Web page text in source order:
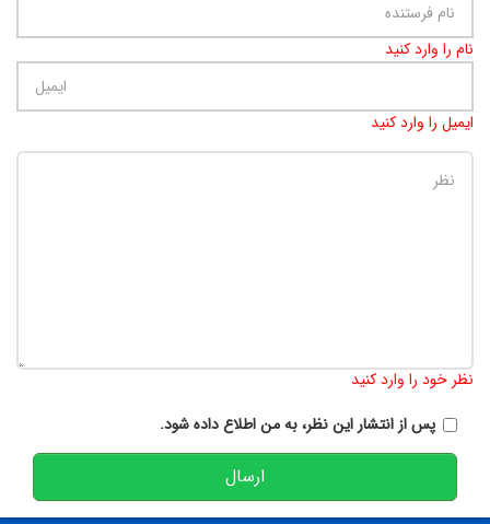
نام را وارد کنید
ایمیل را وارد کنید
نظر خود را وارد کنید
پس از انتشار این نظر، به من اطلاع داده شود.
ارسال